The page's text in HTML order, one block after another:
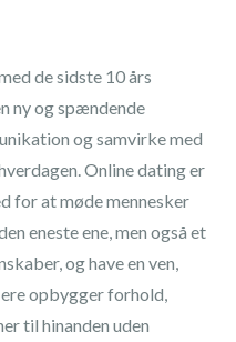
de sidste 10 års
ny og spændende
og samvirke med
Online dating er
for at møde mennesker
eneste ene, men også et
og have en ven,
opbygger forhold,
til hinanden uden